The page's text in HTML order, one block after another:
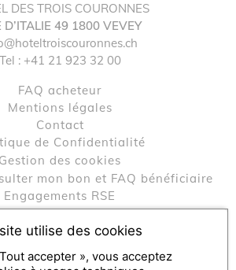
DES TROIS COURONNES
D’ITALIE 49 1800 VEVEY
Tel : +41 21 923 32 00
FAQ acheteur
Mentions légales
contact
de Confidentialité
Gestion des cookies
mon bon et FAQ bénéficiaire
Engagements RSE
®, éditeur de la solution de chèques et
utilise des cookies
accepter », vous acceptez